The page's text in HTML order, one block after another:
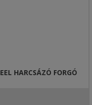
HARCSÁZÓ FORGÓ